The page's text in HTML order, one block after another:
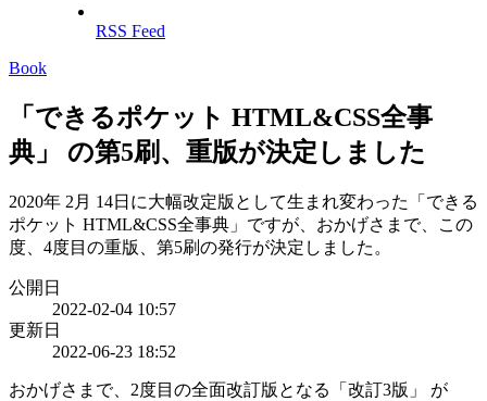
RSS Feed
Book
「できるポケット HTML&CSS全事
典」 の第5刷、重版が決定しました
2020年 2月 14日に大幅改定版として生まれ変わった「できる
ポケット HTML&CSS全事典」ですが、おかげさまで、この
度、4度目の重版、第5刷の発行が決定しました。
公開日
2022-02-04 10:57
更新日
2022-06-23 18:52
おかげさまで、2度目の全面改訂版となる「改訂3版」 が